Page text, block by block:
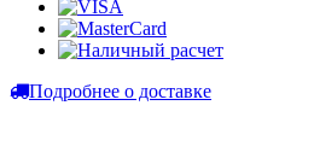
Подробнее о доставке